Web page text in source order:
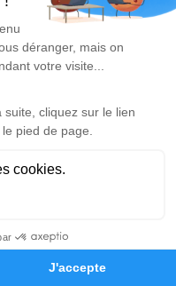
Hommages
de Jean-
hommage est
Je rends hommage
de Montauban